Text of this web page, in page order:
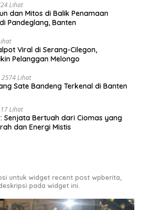
Lihat
dan Mitos di Balik Penamaan
Pandeglang, Banten
Viral di Serang-Cilegon,
Pelanggan Melongo
2574 Lihat
Sate Bandeng Terkenal di Banten
Lihat
Senjata Bertuah dari Ciomas yang
dan Energi Mistis
untuk widget recent post wpberita,
pada widget ini.